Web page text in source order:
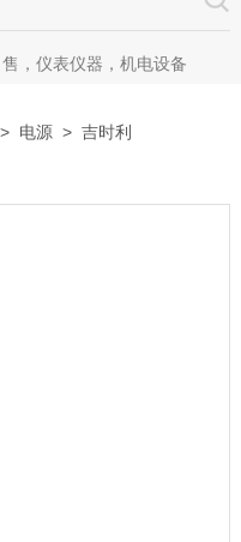
，仪表仪器，机电设备
电源 > 吉时利